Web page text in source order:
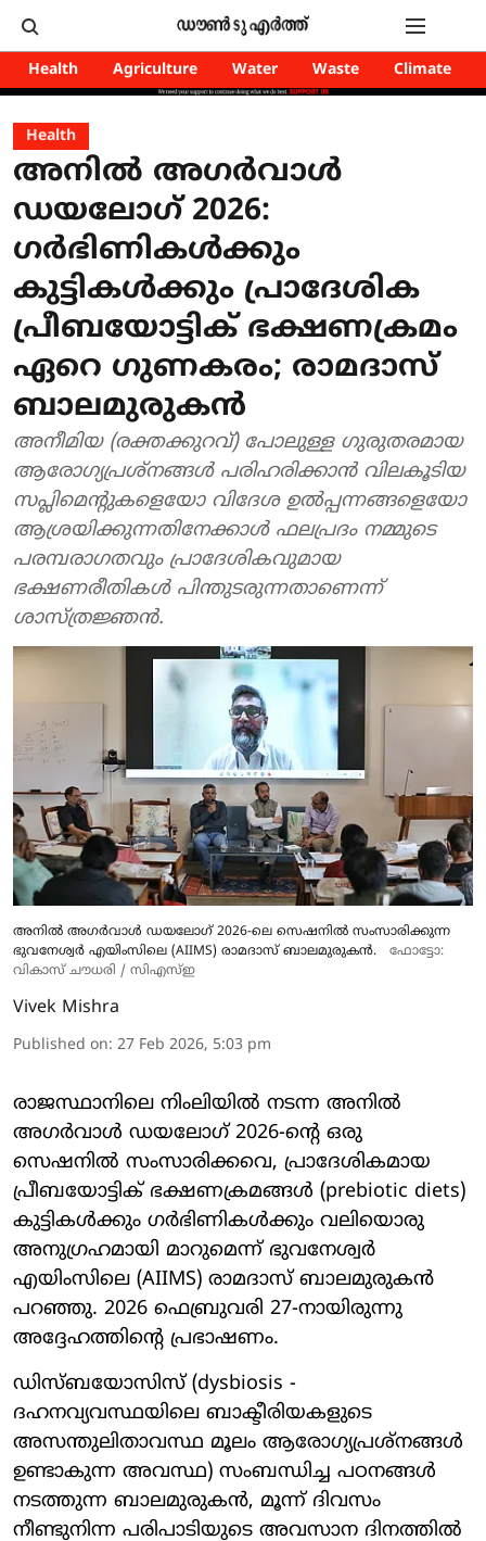
Health Agriculture Water Waste Climate
Health
അനിൽ അഗർവാൾ
ഡയലോഗ് 2026:
ഗർഭിണികൾക്കും
കുട്ടികൾക്കും പ്രാദേശിക
പ്രീബയോട്ടിക് ഭക്ഷണക്രമം
ഏറെ ഗുണകരം; രാമദാസ്
ബാലമുരുകൻ
അനീമിയ (രക്തക്കുറവ്) പോലുള്ള ഗുരുതരമായ
ആരോഗ്യപ്രശ്നങ്ങൾ പരിഹരിക്കാൻ വിലകൂടിയ
സപ്ലിമെന്റുകളെയോ വിദേശ ഉൽപ്പന്നങ്ങളെയോ
ആശ്രയിക്കുന്നതിനേക്കാൾ ഫലപ്രദം നമ്മുടെ
പരമ്പരാഗതവും പ്രാദേശികവുമായ
ഭക്ഷണരീതികൾ പിന്തുടരുന്നതാണെന്ന്
ശാസ്ത്രജ്ഞൻ.
അനിൽ അഗർവാൾ ഡയലോഗ് 2026-ലെ സെഷനിൽ സംസാരിക്കുന്ന
ഭുവനേശ്വർ എയിംസിലെ (AIIMS) രാമദാസ് ബാലമുരുകൻ.
ഫോട്ടോ:
വികാസ് ചൗധരി / സിഎസ്ഇ
Vivek Mishra
Published on: 27 Feb 2026, 5:03 pm
രാജസ്ഥാനിലെ നിംലിയിൽ നടന്ന അനിൽ
അഗർവാൾ ഡയലോഗ് 2026-ന്റെ ഒരു
സെഷനിൽ സംസാരിക്കവെ, പ്രാദേശികമായ
പ്രീബയോട്ടിക് ഭക്ഷണക്രമങ്ങൾ (prebiotic diets)
കുട്ടികൾക്കും ഗർഭിണികൾക്കും വലിയൊരു
അനുഗ്രഹമായി മാറുമെന്ന് ഭുവനേശ്വർ
എയിംസിലെ (AIIMS) രാമദാസ് ബാലമുരുകൻ
പറഞ്ഞു. 2026 ഫെബ്രുവരി 27-നായിരുന്നു
അദ്ദേഹത്തിന്റെ പ്രഭാഷണം.
ഡിസ്ബയോസിസ് (dysbiosis -
ദഹനവ്യവസ്ഥയിലെ ബാക്ടീരിയകളുടെ
അസന്തുലിതാവസ്ഥ മൂലം ആരോഗ്യപ്രശ്നങ്ങൾ
ഉണ്ടാകുന്ന അവസ്ഥ) സംബന്ധിച്ച പഠനങ്ങൾ
നടത്തുന്ന ബാലമുരുകൻ, മൂന്ന് ദിവസം
നീണ്ടുനിന്ന പരിപാടിയുടെ അവസാന ദിനത്തിൽ